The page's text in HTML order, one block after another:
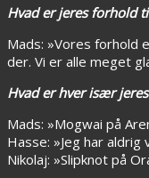
Hvad er jeres forhold
Mads: »Vores forhold
der. Vi er alle meget
Hvad er hver især
Mads: »Mogwai på
Hasse: »Jeg har
Nikolaj: »Slipknot på